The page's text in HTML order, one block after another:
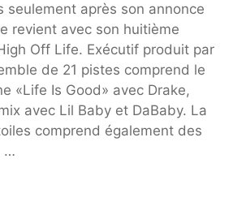
seulement après son annonce
revient avec son huitième
Off Life. Exécutif produit par
de 21 pistes comprend le
«Life Is Good» avec Drake,
avec Lil Baby et DaBaby. La
comprend également des
…